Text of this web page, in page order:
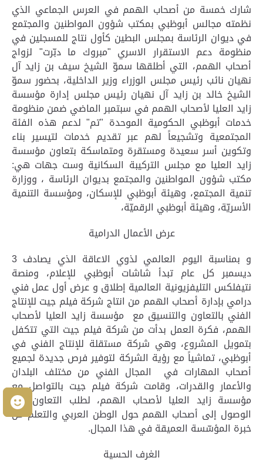
شارك خمسة من أصحاب الهمم في العرس الجماعي الذي
نظمته مجالس أبوظبي بمكتب شؤون المواطنين والمجتمع
في ديوان الرئاسة بمجلس البطين كأول نتاج للمسجلين في
منظومة دعم الاستقرار الاسري "مبروك ما دبّرت" لزواج
أصحاب الهمم، التي أطلقها سموّ الشيخ سيف بن زايد آل
نهيان نائب رئيس مجلس الوزراء وزير الداخلية، بحضور سموّ
الشيخ خالد بن زايد آل نهيان رئيس مجلس إدارة مؤسسة
زايد العليا لأصحاب الهمم في سبتمبر الماضي ضمن منظومة
خدمات أبوظبي الحكومية الموحدة "تم" لدعم هذه الفئة
المجتمعية وتشجيعاً لهم عبر تقديم خدمات لتيسير بناء
وتكوين أسر سعيدة ومستقرة ومتماسكة بتعاون مؤسسة
زايد العليا مع مجلس التركيبة السكانية وست جهات هي:
مكتب شؤون المواطنين والمجتمع بديوان الرئاسة ، ووزارة
تنمية المجتمع، وهيئة أبوظبي للإسكان، ومؤسسة التنمية
الأسريّة، وهيئة أبوظبي الرقميّة،
عرض الأعمال الدرامية
و
بمناسبة اليوم العالمي لذوي الاعاقة الذي يصادف 3
ديسمبر كل عام تبدأ شاشات أبوظبي للإعلام، ومنصة
نتيفلكس التليفزيونية العالمية إطلاق و عرض أول عمل فني
درامي بإدارة أصحاب الهمم من انتاج شركة فيلم جيت للإنتاج
الفني بالتعاون والتنسيق مع مؤسسة زايد العليا لأصحاب
الهمم، فكرة العمل بدأت من شركة فيلم جيت التي تتكفل
بتمويل المشروع، وهي شركة مستقلة للإنتاج الفني في
أبوظبي، تماشياً مع رؤية الشركة لتوفير فرص جديدة لجميع
أصحاب المهارات في المجال الفني من مختلف البلدان
والأعمار والقدرات، وقامت شركة فيلم جيت بالتواصل مع
مؤسسة زايد العليا لأصحاب الهمم، لطلب التعاون في
الوصول إلى أصحاب الهمم حول الوطن العربي والتعلم من
خبرة المؤسّسة العميقة في هذا المجال.
الغرف الحسية